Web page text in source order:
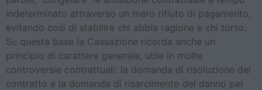
indeterminato attraverso un mero rifiuto di pagamento,
evitando così di stabilire chi abbia ragione e chi torto.
Su questa base la Cassazione ricorda anche un
principio di carattere generale, utile in molte
controversie contrattuali: la domanda di risoluzione del
contratto e la domanda di risarcimento del danno per